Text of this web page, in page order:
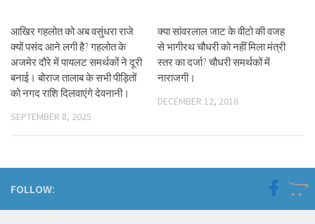
आखिर गहलोत को अब वसुंधरा राजे
क्यों पसंद आने लगी है? गहलोत के
अजमेर दौरे में पायलट समर्थकों ने दूरी
बनाई। बोराज तालाब के सभी पीड़ितों
को नगद राशि दिलवाएंगे देवनानी।
SEPTEMBER 8, 2025
क्या सांवरलाल जाट के वीटो की वजह
से भागीरथ चौधरी को नहीं मिला मंत्री
स्तर का दर्जा? चौधरी समर्थकों में
नाराजगी।
DECEMBER 12, 2016
FOLLOW: